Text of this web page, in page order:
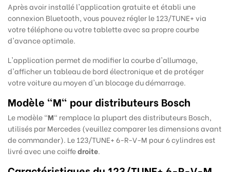
Après avoir installé l'application gratuite et établi une
connexion Bluetooth, vous pouvez régler le 123/TUNE+ via
votre téléphone ou votre tablette avec sa propre courbe
d'avance optimale.
L'application permet de modifier la courbe d'allumage,
d'afficher un tableau de bord électronique et de protéger
votre voiture au moyen d'un blocage du démarrage.
Modèle "M" pour distributeurs Bosch
Le modèle "M" remplace la plupart des distributeurs Bosch,
utilisés par Mercedes (veuillez comparer les dimensions avant
de commander). Le 123/TUNE+ 6-R-V-M pour 6 cylindres est
livré avec une coiffedroite.